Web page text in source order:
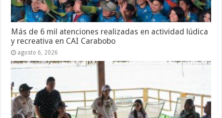
Más de 6 mil atenciones realizadas en actividad lúdica
y recreativa en CAI Carabobo
agosto 6, 2026